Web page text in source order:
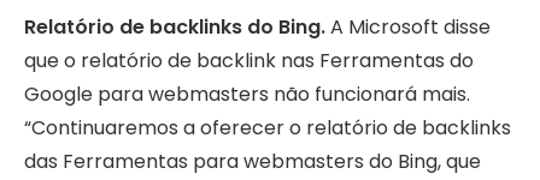
Relatório de backlinks do Bing.A Microsoft disse
que o relatório de backlink nas Ferramentas do
Google para webmasters não funcionará mais.
“Continuaremos a oferecer o relatório de backlinks
das Ferramentas para webmasters do Bing, que